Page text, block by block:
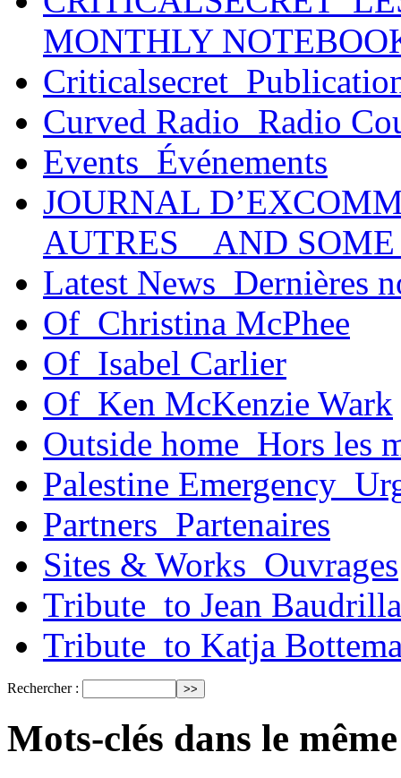
MONTHLY
Curved Radio_Radio
Events_Événements
JOURNAL
AUTRES _ AND
Latest News_Dernières
Of_Christina McPhee
Of_Isabel Carlier
Of_Ken McKenzie Wark
Outside home_Hors les
Palestine
Partners_Partenaires
Sites & Works_Ouvrages
Tribute_to Jean
Tribute_to Katja
Rechercher :
Mots-clés dans le